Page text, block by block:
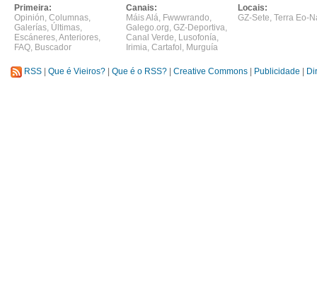
Primeira:
Opinión, Columnas,
Galerías, Últimas,
Escáneres,Anteriores,
FAQ, Buscador
Canais:
Máis Alá, Fwwwrando,
Galego.org, GZ-Deportiva,
Canal Verde, Lusofonía,
Irimia, Cartafol , Murguía
Locais:
GZ-Sete, Terra Eo-
RSS Que é Vieiros? Que é o RSS? Creative Commons Publicidade